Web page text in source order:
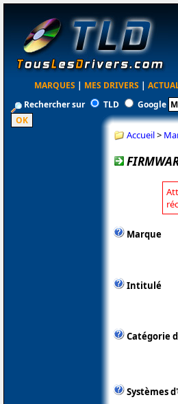
MARQUES | MES DRIVERS |
Rechercher sur
TLD Google
Accueil>
Marque
Intitulé
Catégorie
Systèmes